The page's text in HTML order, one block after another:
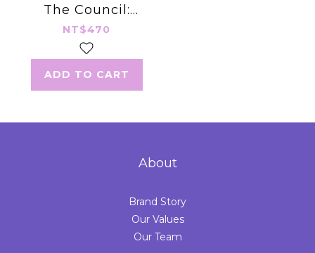
The Council:
Channeled
Messages for
NT$470
ADD TO CART
About
Brand Story
Our Values
Our Team